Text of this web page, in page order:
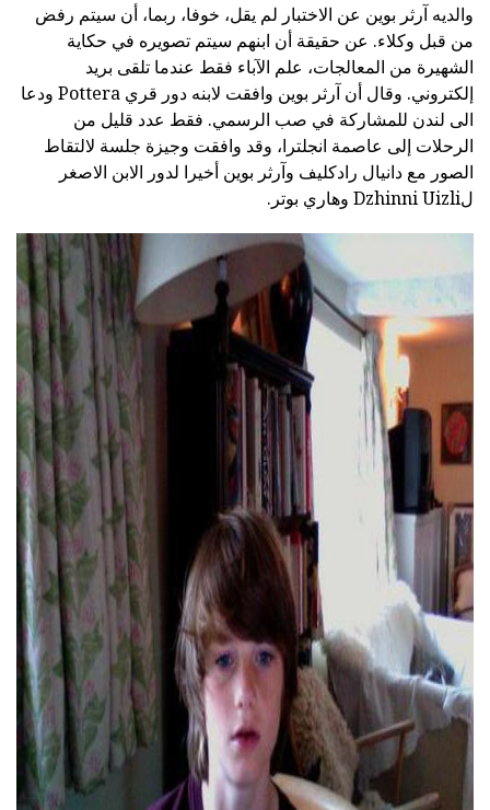
والديه آرثر بوين عن الاختبار لم يقل، خوفا، ربما، أن سيتم رفض
من قبل وكلاء. عن حقيقة أن ابنهم سيتم تصويره في حكاية
الشهيرة من المعالجات، علم الآباء فقط عندما تلقى بريد
إلكتروني. وقال أن آرثر بوين وافقت لابنه دور قري Pottera ودعا
الى لندن للمشاركة في صب الرسمي. فقط عدد قليل من
الرحلات إلى عاصمة انجلترا، وقد وافقت وجيزة جلسة لالتقاط
الصور مع دانيال رادكليف وآرثر بوين أخيرا لدور الابن الاصغر
لDzhinni Uizli وهاري بوتر.
ad